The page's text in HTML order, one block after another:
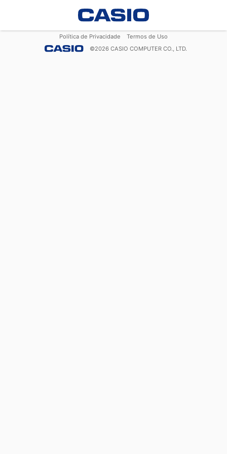
Política de Privacidade
Termos de Uso
©2026 CASIO COMPUTER CO., LTD.